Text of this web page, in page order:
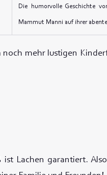
Die humorvolle Geschichte
Mammut Manni auf ihrer
noch mehr lustigen
Lachen garantiert.